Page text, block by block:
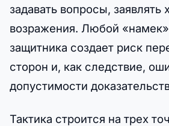
задавать вопросы, заявлять
возражения. Любой «намек»
защитника создает риск
сторон и, как следствие,
допустимости
Тактика строится на трех